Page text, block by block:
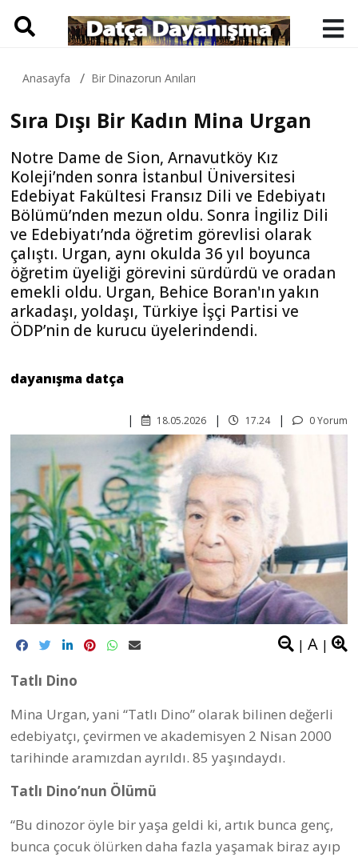
Anasayfa Bir Dinazorun Anıları
Sıra Dışı Bir Kadın Mina Urgan
Notre Dame de Sion, Arnavutköy Kız
Koleji’nden sonra İstanbul Üniversitesi
Edebiyat Fakültesi Fransız Dili ve Edebiyatı
Bölümü’nden mezun oldu. Sonra İngiliz Dili
ve Edebiyatı’nda öğretim görevlisi olarak
çalıştı. Urgan, aynı okulda 36 yıl boyunca
öğretim üyeliği görevini sürdürdü ve oradan
emekli oldu. Urgan, Behice Boran'ın yakın
arkadaşı, yoldaşı, Türkiye İşçi Partisi ve
ÖDP’nin de kurucu üyelerindendi.
dayanışma datça
0 Yorum
17.24
18.05.2026
| A |
Tatlı Dino
Mina Urgan, yani “Tatlı Dino” olarak bilinen değerli
edebiyatçı, çevirmen ve akademisyen 2 Nisan 2000
tarihinde aramızdan ayrıldı. 85 yaşındaydı.
Tatlı Dino’nun Ölümü
“Bu dinozor öyle bir yaşa geldi ki, artık bunca genç,
bunca çocuk ölürken daha fazla yaşamak biraz ayıp